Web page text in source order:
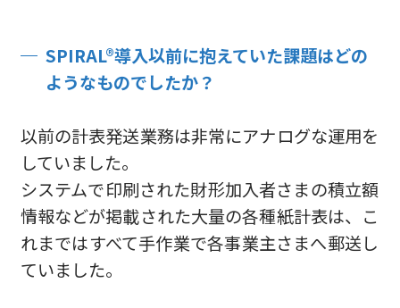
SPIRAL®導入以前に抱えていた課題はどの
ようなものでしたか？
以前の計表発送業務は非常にアナログな運用を
していました。
システムで印刷された財形加入者さまの積立額
情報などが掲載された大量の各種紙計表は、こ
れまではすべて手作業で各事業主さまへ郵送し
ていました。